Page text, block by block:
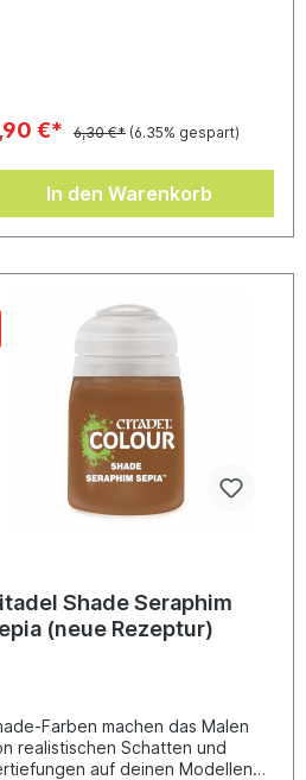
€* 6,30 €* (6.35% gespart)
In den Warenkorb
Shade Seraphim
(neue Rezeptur)
Farben machen das Malen
realistischen Schatten und
auf deinen Modellen